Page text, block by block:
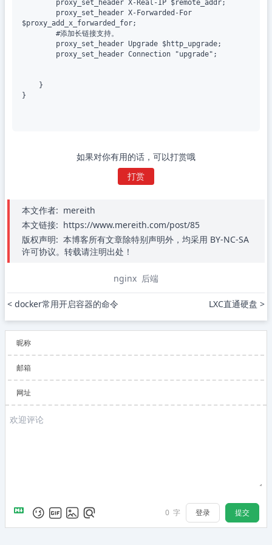
$proxy_add_x_forwarded_for;
}
如果对你有用的话，可以打赏哦
打赏
本文作者: mereith
本文链接: https://www.mereith.com/post/85
版权声明: 本博客所有文章除特别声明外，均采用 BY-NC-SA
许可协议。转载请注明出处！
nginx 后端
< docker常用开启容器的命令 LXC直通硬盘 >
昵称
邮箱
网址
0 字 登录 提交